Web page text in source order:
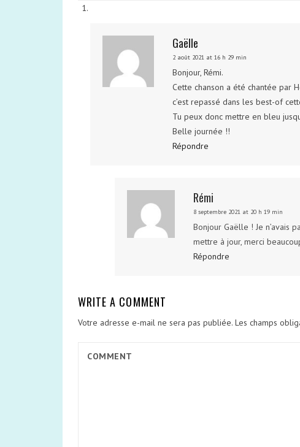
Gaëlle
2 août 2021 at 16 h 29 min
Bonjour, Rémi.
Cette chanson a été chantée par
c’est repassé dans les best-of
Tu peux donc mettre en bleu
Belle journée !!
Répondre
Rémi
8 septembre 2021 at 20 h 19 min
Bonjour Gaëlle ! Je n’avais
mettre à jour, merci
Répondre
WRITE A COMMENT
Votre adresse e-mail ne sera pas publiée. Les champs